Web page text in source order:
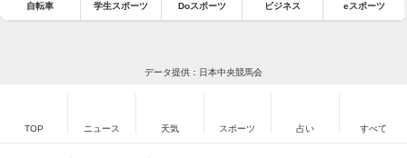
自転車 学生スポーツ Doスポーツ ビジネス eスポーツ
データ提供：日本中央競馬会
TOP ニュース 天気 スポーツ 占い すべて